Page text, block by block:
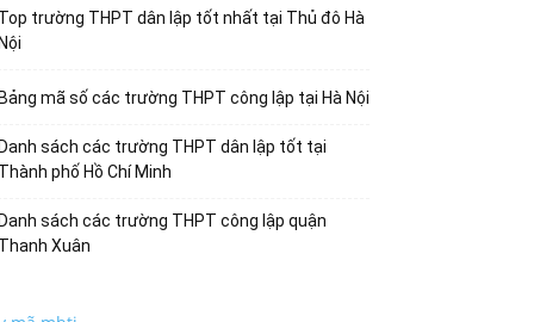
trường THPT dân lập tốt nhất tại Thủ đô Hà
mã số các trường THPT công lập tại Hà Nội
sách các trường THPT dân lập tốt tại
phố Hồ Chí Minh
sách các trường THPT công lập quận
Xuân